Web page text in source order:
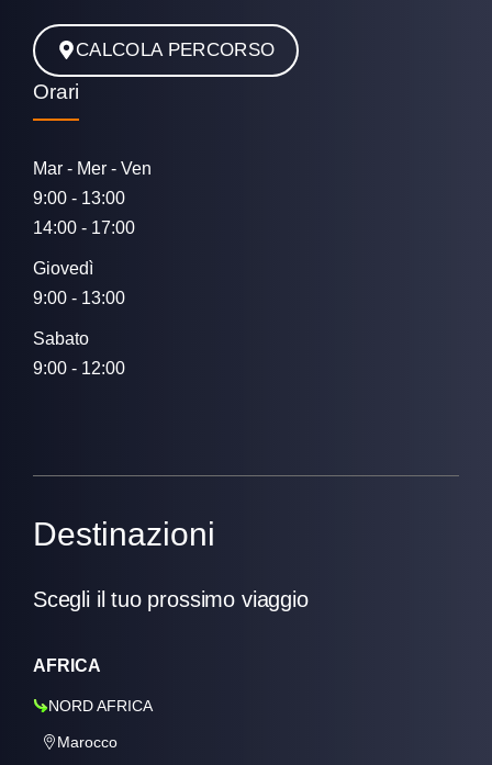
CALCOLA PERCORSO
Orari
Mar - Mer - Ven
9:00 - 13:00
14:00 - 17:00
Giovedì
9:00 - 13:00
Sabato
9:00 - 12:00
Destinazioni
Scegli il tuo prossimo viaggio
AFRICA
NORD AFRICA
Marocco